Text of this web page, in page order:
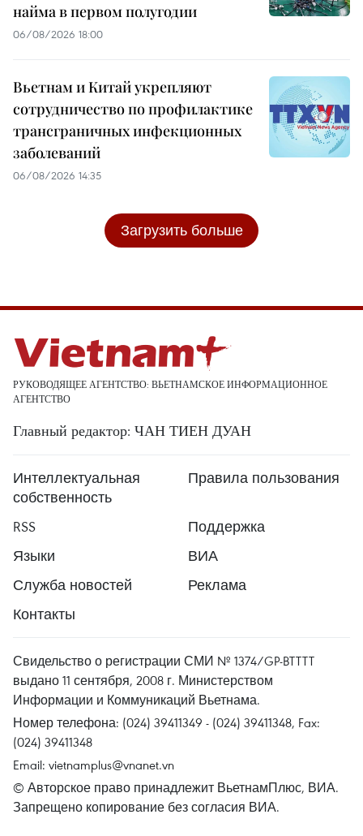
найма в первом полугодии
06/08/2026 18:00
Вьетнам и Китай укрепляют
сотрудничество по профилактике
трансграничных инфекционных
заболеваний
06/08/2026 14:35
Загрузить больше
РУКОВОДЯЩЕЕ АГЕНТСТВО: ВЬЕТНАМСКОЕ ИНФОРМАЦИОННОЕ
АГЕНТСТВО
Главный редактор: ЧАН ТИЕН ДУАН
Интеллектуальная
собственность
Правила пользования
RSS
Поддержка
Языки
ВИА
Служба новостей
Реклама
Контакты
Свидельство о регистрации СМИ № 1374/GP-BTTTT
выдано 11 сентября, 2008 г. Министерством
Информации и Коммуникаций Вьетнама.
Номер телефона: (024) 39411349 - (024) 39411348, Fax:
(024) 39411348
Email: vietnamplus@vnanet.vn
© Авторское право принадлежит ВьетнамПлюс, ВИА.
Запрещено копирование без согласия ВИА.